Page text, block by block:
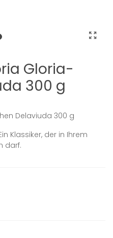
Gloria-
300 g
Delaviuda 300 g
Klassiker, der in Ihrem
darf.